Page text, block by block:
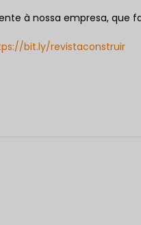
à nossa empresa, que
bit.ly/revistaconstruir